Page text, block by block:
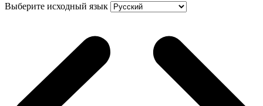
Выберите исходный язык